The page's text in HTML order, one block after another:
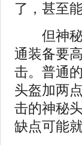
了，甚至
但神秘
通装备要
击。普通
头盔加两
击的神秘
缺点可能